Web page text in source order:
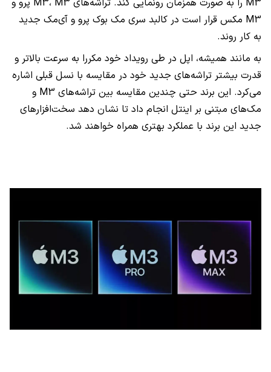
M3 را به صورت همزمان رونمایی کند. تراشه‌های M3، M3 پرو و
M3 مکس قرار است در کالبد سری مک بوک پرو و آی‌مک جدید
به کار روند.
به مانند همیشه، اپل در طی رویداد خود مکررا به سرعت بالاتر و
قدرت بیشتر تراشه‌های جدید خود در مقایسه با نسل قبلی اشاره
می‌کرد. این برند حتی چندین مقایسه بین تراشه‌های M3 و
مک‌های مبتنی بر اینتل انجام داد تا نشان دهد سخت‌افزارهای
جدید این برند با عملکرد بهتری همراه خواهند شد.